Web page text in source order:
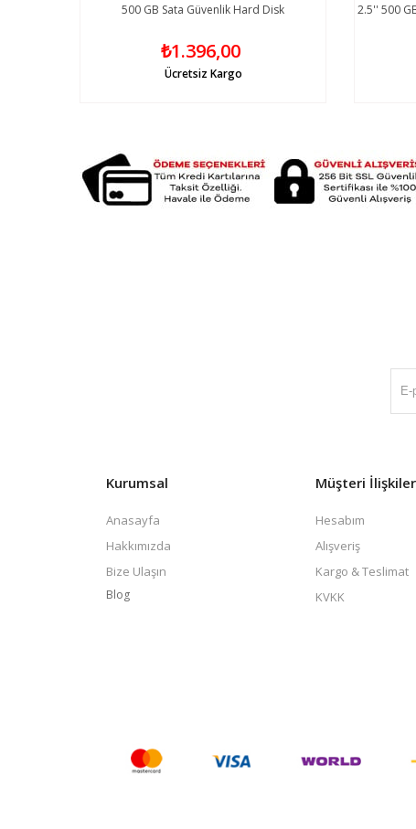
500 GB Sata Güvenlik Hard Disk
₺1.396,00
Ücretsiz Kargo
2.5'' 500
Kurumsal
Anasayfa
Hakkımızda
Bize Ulaşın
Blog
Müşteri
Hesabım
Alışveriş
Kargo & Teslimat
KVKK